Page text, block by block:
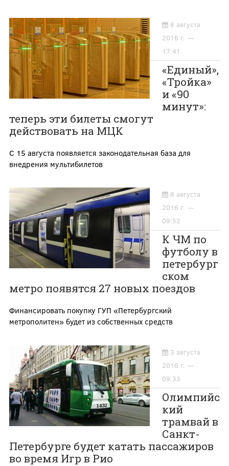
8 августа
2016 г. —
17:41
«Единый»,
«Тройка»
и «90
минут»:
теперь эти билеты смогут
действовать на МЦК
С 15 августа появляется законодательная база для
внедрения мультибилетов
8 августа
2016 г. —
09:52
К ЧМ по
футболу в
петербург
ском
метро появятся 27 новых поездов
Финансировать покупку ГУП «Петербургский
метрополитен» будет из собственных средств
3 августа
2016 г. —
09:33
Олимпийс
кий
трамвай в
Санкт-
Петербурге будет катать пассажиров
во время Игр в Рио